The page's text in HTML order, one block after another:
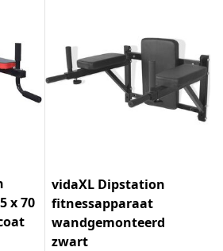
x 70
vidaXL Dipstation
fitnessapparaat
wandgemonteerd
zwart